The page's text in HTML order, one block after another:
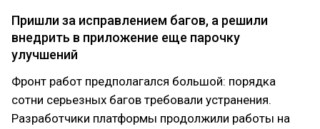
Пришли за исправлением багов, а решили
внедрить в приложение еще парочку
улучшений
Фронт работ предполагался большой: порядка
сотни серьезных багов требовали устранения.
Разработчики платформы продолжили работы на